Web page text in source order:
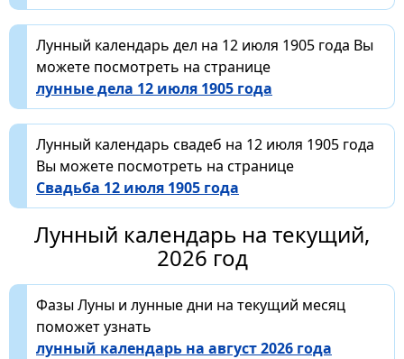
Лунный календарь дел на 12 июля 1905 года Вы
можете посмотреть на странице
лунные дела 12 июля 1905 года
Лунный календарь свадеб на 12 июля 1905 года
Вы можете посмотреть на странице
Свадьба 12 июля 1905 года
Лунный календарь на текущий,
2026 год
Фазы Луны и лунные дни на текущий месяц
поможет узнать
лунный календарь на август 2026 года